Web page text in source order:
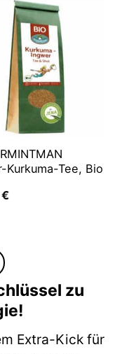
Kurkuma-Tee, Bio
€
zu
Extra-Kick für